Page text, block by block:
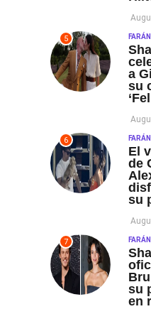
5
a
su
6
El
de
su
7
su
en